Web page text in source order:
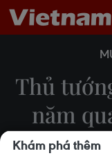
Thủ
năm
Khám phá thêm